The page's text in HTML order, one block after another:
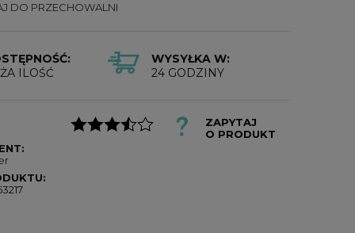
DO PRZECHOWALNI
ILOŚĆ
WYSYŁKA W:
24 GODZINY
ZAPYTAJ
O PRODUKT